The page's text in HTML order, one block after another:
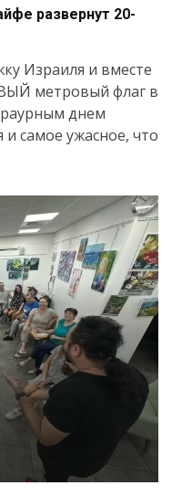
развернут 20-
Израиля и вместе
метровый флаг в
днем
самое ужасное, что